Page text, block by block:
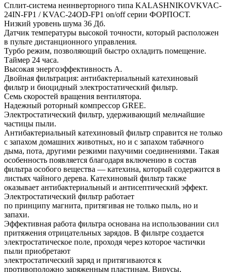
Сплит-система неинверторного типа KALASHNIKOVKVAC-
24IN-FP1 / KVAC-24OD-FP1 on/off серии ФОРПОСТ.
Низкий уровень шума 36 Дб.
Датчик температуры высокой точности, который расположен
в пульте дистанционного управления.
Турбо режим, позволяющий быстро охладить помещение.
Таймер 24 часа.
Высокая энергоэффективность А.
Двойная фильтрация: антибактериальный катехиновый
фильтр и биоцидный электростатический фильтр.
Семь скоростей вращения вентилятора.
Надежный роторный компрессор GREE.
Электростатический фильтр, удерживающий мельчайшие
частицы пыли.
Антибактериальный катехиновый фильтр справится не только
с запахом домашних животных, но и с запахом табачного
дыма, пота, другими резкими пахучими соединениями. Такая
особенность появляется благодаря включению в состав
фильтра особого вещества ― катехина, который содержится в
листьях чайного дерева. Катехиновый фильтр также
оказывает антибактериальный и антисептический эффект.
Электростатический фильтр работает
по принципу магнита, притягивая не только пыль, но и
запахи.
Эффективная работа фильтра основана на использовании сил
притяжения отрицательных зарядов. В фильтре создается
электростатическое поле, проходя через которое частички
пыли приобретают
электростатический заряд и притягиваются к
противоположно заряженным пластинам. Вирусы,